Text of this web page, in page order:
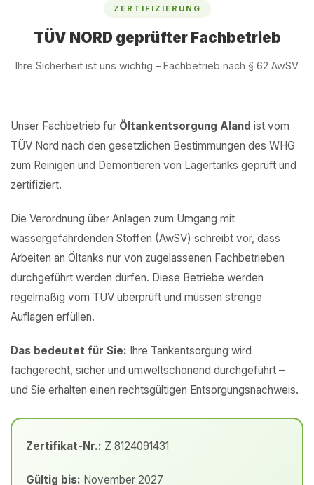
ZERTIFIZIERUNG
TÜV NORD geprüfter Fachbetrieb
Ihre Sicherheit ist uns wichtig – Fachbetrieb nach § 62 AwSV
Unser Fachbetrieb für Öltankentsorgung Aland ist vom
TÜV Nord nach den gesetzlichen Bestimmungen des WHG
zum Reinigen und Demontieren von Lagertanks geprüft und
zertifiziert.
Die Verordnung über Anlagen zum Umgang mit
wassergefährdenden Stoffen (AwSV) schreibt vor, dass
Arbeiten an Öltanks nur von zugelassenen Fachbetrieben
durchgeführt werden dürfen. Diese Betriebe werden
regelmäßig vom TÜV überprüft und müssen strenge
Auflagen erfüllen.
Das bedeutet für Sie: Ihre Tankentsorgung wird
fachgerecht, sicher und umweltschonend durchgeführt –
und Sie erhalten einen rechtsgültigen Entsorgungsnachweis.
Zertifikat-Nr.: Z 8124091431
Gültig bis: November 2027